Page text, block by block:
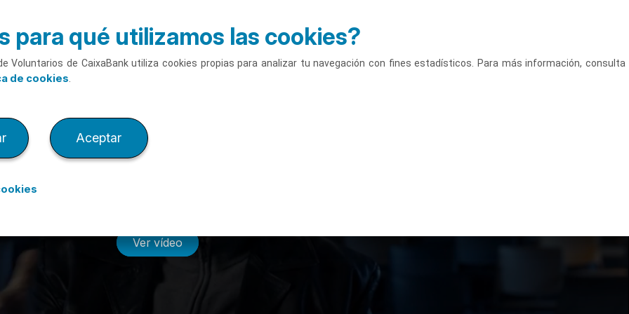
para qué utilizamos las cookies?
Voluntarios de CaixaBank utiliza cookies propias para analizar tu navegación con fines estadísticos. Para más información, consulta
de cookies.
Aceptar
y motivación con Luis Muiño
Ver vídeo